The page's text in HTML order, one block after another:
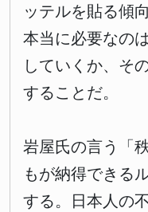
ッテルを貼る傾
本当に必要なの
していくか、そ
することだ。
岩屋氏の言う「
もが納得できる
する。日本人の